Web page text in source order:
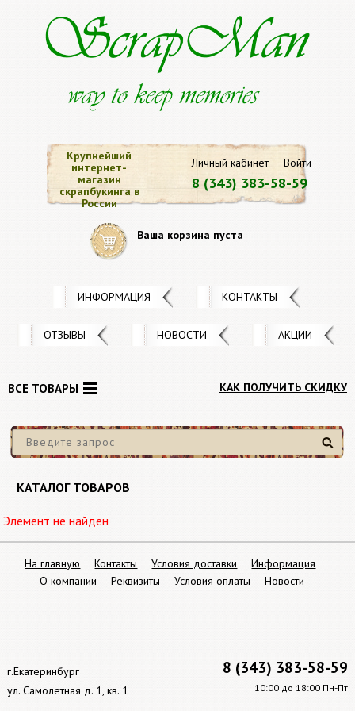
Личный кабинет Войти
8 (343) 383-58-59
Крупнейший
интернет-
магазин
скрапбукинга в
России
Ваша корзина пуста
ИНФОРМАЦИЯ КОНТАКТЫ
ОТЗЫВЫ НОВОСТИ АКЦИИ
КАК ПОЛУЧИТЬ СКИДКУ
Найти
ВСЕ ТОВАРЫ
КАТАЛОГ ТОВАРОВ
Элемент не найден
8 (343) 383-58-59
10:00 до 18:00 Пн-Пт
г.Екатеринбург
ул. Самолетная д. 1, кв. 1
На главную Контакты Условия доставки
Информация
О компании
Реквизиты Условия оплаты Новости